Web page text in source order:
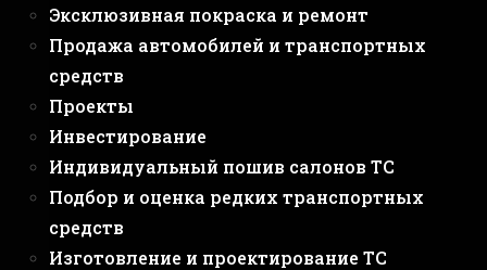
Эксклюзивная покраска и ремонт
Продажа автомобилей и транспортных
средств
Проекты
Инвестирование
Индивидуальный пошив салонов ТС
Подбор и оценка редких транспортных
средств
Изготовление и проектирование ТС